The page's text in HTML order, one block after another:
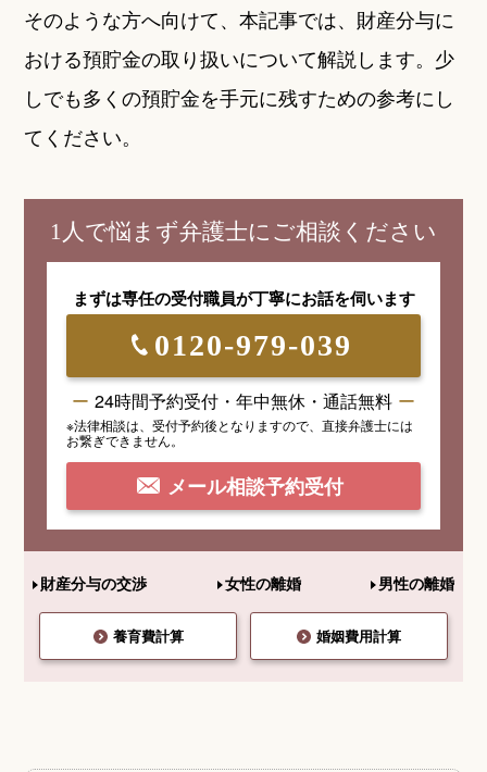
そのような方へ向けて、本記事では、財産分与に
おける預貯金の取り扱いについて解説します。少
しでも多くの預貯金を手元に残すための参考にし
てください。
1人で悩まず弁護士にご相談ください
まずは専任の受付職員が丁寧にお話を伺います
0120-979-039
24時間予約受付・年中無休・通話無料
※法律相談は、受付予約後となりますので、 直接弁護士には
お繋ぎできません。
メール相談予約受付
財産分与の交渉 女性の離婚 男性の離婚
養育費計算 婚姻費用計算